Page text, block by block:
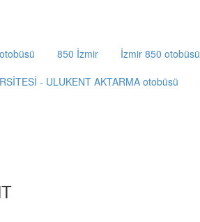
850 İzmir İzmir 850 otobüsü
- ULUKENT AKTARMA otobüsü